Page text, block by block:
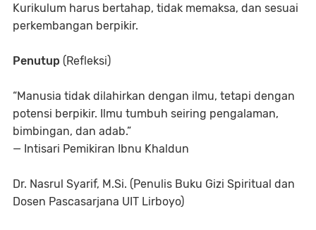
Kurikulum harus bertahap, tidak memaksa, dan sesuai
perkembangan berpikir.
Penutup (Refleksi)
“Manusia tidak dilahirkan dengan ilmu, tetapi dengan
potensi berpikir. Ilmu tumbuh seiring pengalaman,
bimbingan, dan adab.”
— Intisari Pemikiran Ibnu Khaldun
Dr. Nasrul Syarif, M.Si. (Penulis Buku Gizi Spiritual dan
Dosen Pascasarjana UIT Lirboyo)